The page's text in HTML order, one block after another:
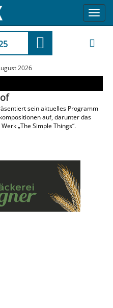
2026
sein aktuelles Programm
auf, darunter das
„The Simple Things“.